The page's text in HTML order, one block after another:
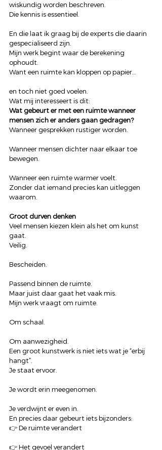
wiskundig worden beschreven.
Die kennis is essentieel.
En die laat ik graag bij de experts die daarin
gespecialiseerd zijn.
Mijn werk begint waar de berekening
ophoudt.
Want een ruimte kan kloppen op papier…
en toch niet goed voelen.
Wat mij interesseert is dit:
Wat gebeurt er met een ruimte wanneer
mensen zich er anders gaan gedragen?
Wanneer gesprekken rustiger worden.
Wanneer mensen dichter naar elkaar toe
bewegen.
Wanneer een ruimte warmer voelt.
Zonder dat iemand precies kan uitleggen
waarom.
Groot durven denken
Veel mensen kiezen klein als het om kunst
gaat.
Veilig.
Bescheiden.
Passend binnen de ruimte.
Maar juist daar gaat het vaak mis.
Mijn werk vraagt om ruimte.
Om schaal.
Om aanwezigheid.
Een groot kunstwerk is niet iets wat je “erbij
hangt”.
Je staat ervoor.
Je wordt erin meegenomen.
Je verdwijnt er even in.
En precies daar gebeurt iets bijzonders:
👉 De ruimte verandert
👉 Het gevoel verandert